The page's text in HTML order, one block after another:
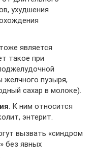
ухудшения
тоже является
такое при
пузыря,
сахар в молоке).
. К ним относится
энтерит.
вызвать «синдром
без явных